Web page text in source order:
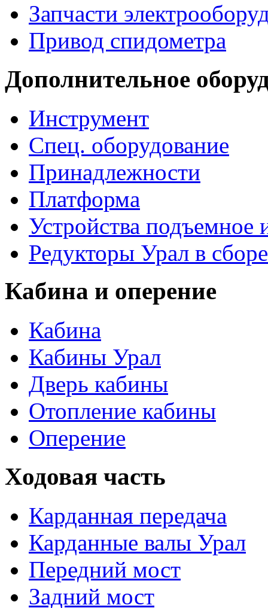
Запчасти
Привод спидометра
Дополнительное
Инструмент
Спец. оборудование
Принадлежности
Платформа
Устройства
Редукторы Урал в сборе
Кабина и оперение
Кабина
Кабины Урал
Дверь кабины
Отопление кабины
Оперение
Ходовая часть
Карданная передача
Карданные валы Урал
Передний мост
Задний мост